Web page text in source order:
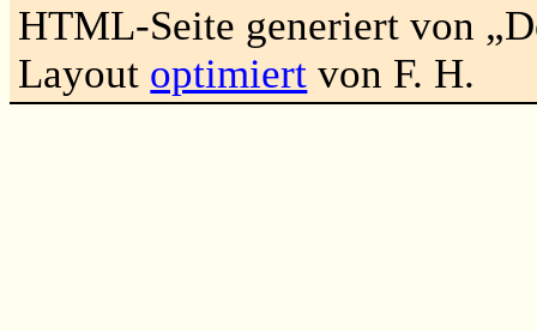
HTML-Seite generiert von
Layout optimiert von F. H.